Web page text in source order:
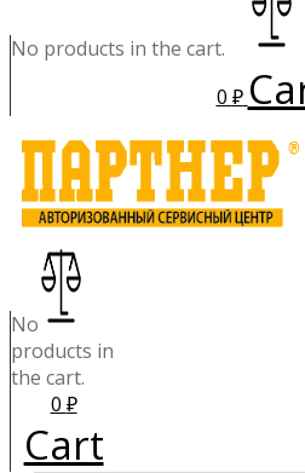
No products in the cart.
0 ₽
No
products in
the cart.
0 ₽
Cart